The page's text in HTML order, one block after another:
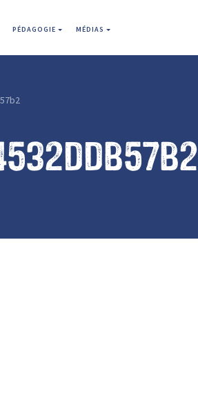
PÉDAGOGIE MÉDIAS